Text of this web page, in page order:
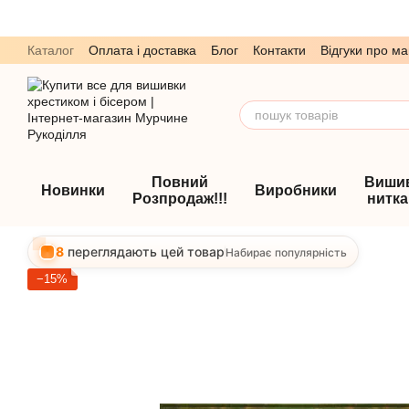
Каталог Оплата і доставка Блог Контакти
Відгуки про
Обмін та повернення
Угода користувача
Новинки
Повний
Розпродаж!!!
Виробники
8 переглядають цей товарНабирає популярність
−15%